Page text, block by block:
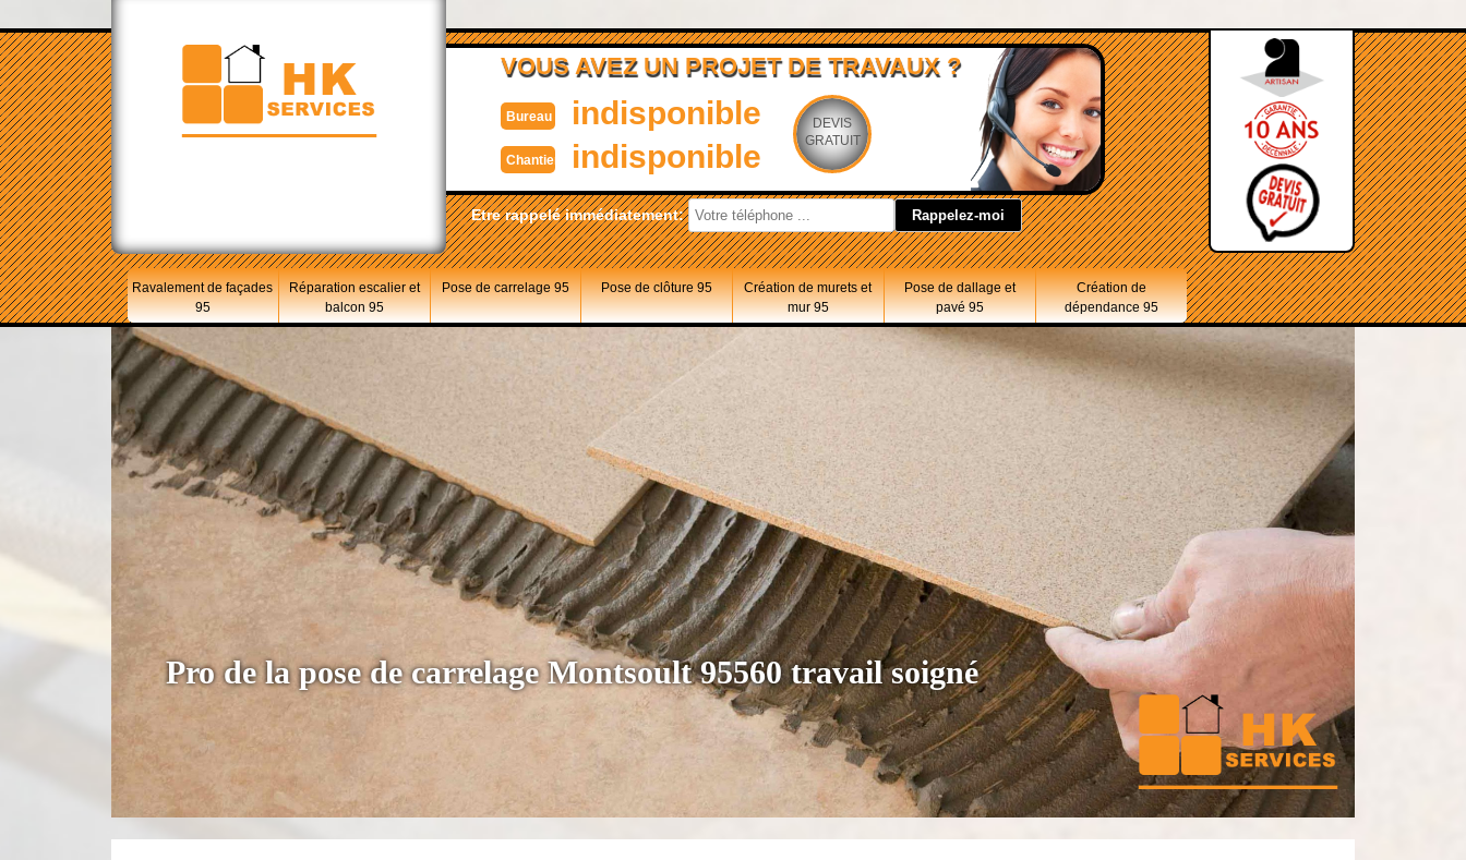
VOUS AVEZ UN PROJET DE TRAVAUX ?
Bureau indisponible
Chantier indisponible
DEVIS
GRATUIT
Etre rappelé immédiatement:
Ravalement de façades
95
Réparation escalier et
balcon 95
Pose de carrelage 95 Pose de clôture 95
Création de murets et
mur 95
Pose de dallage et
pavé 95
Création de
dépendance 95
Pro de la pose de carrelage Montsoult 95560 travail soigné